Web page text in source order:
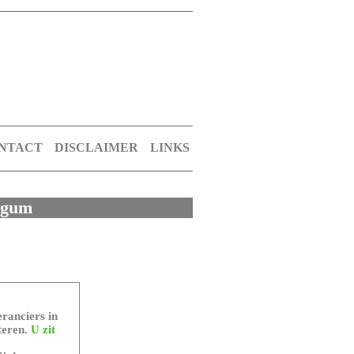
DISCLAIMER LINKS
in
U zit